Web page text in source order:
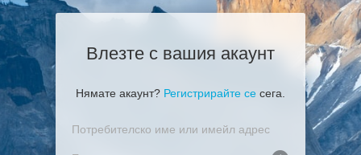
Влезте с вашия акаунт
Нямате акаунт? Регистрирайте се сега.